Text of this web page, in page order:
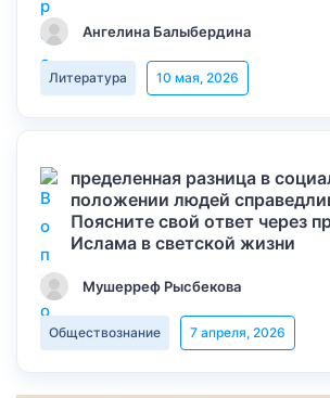
Ангелина Балыбердина
Литература 10 мая, 2026
пределенная разница в
положении людей
Поясните свой ответ через
Ислама в светской жизни
Мушерреф Рысбекова
Обществознание 7 апреля, 2026